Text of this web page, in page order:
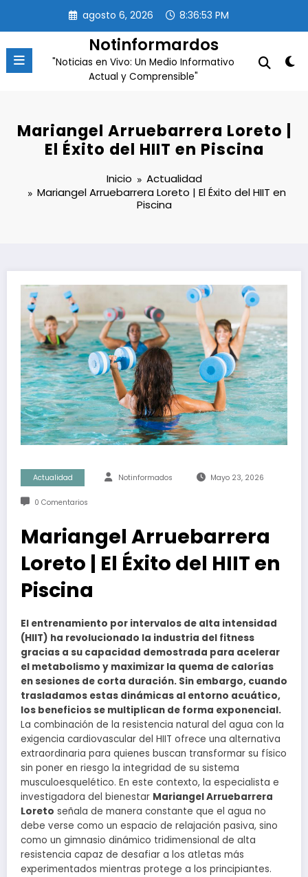
contenido
agosto 6, 2026 8:36:54 PM
Notinformardos
"Noticias en Vivo: Un Medio Informativo
Actual y Comprensible"
Mariangel Arruebarrera Loreto |
El Éxito del HIIT en Piscina
Inicio
Actualidad
Mariangel Arruebarrera Loreto | El Éxito del HIIT en
Piscina
Actualidad Notinformados Mayo 23, 2026
0 Comentarios
Mariangel Arruebarrera
Loreto | El Éxito del HIIT en
Piscina
El entrenamiento por intervalos de alta intensidad
(HIIT) ha revolucionado la industria del fitness
gracias a su capacidad demostrada para acelerar
el metabolismo y maximizar la quema de calorías
en sesiones de corta duración. Sin embargo, cuando
trasladamos estas dinámicas al entorno acuático,
los beneficios se multiplican de forma exponencial.
La combinación de la resistencia natural del agua con la
exigencia cardiovascular del HIIT ofrece una alternativa
extraordinaria para quienes buscan transformar su físico
sin poner en riesgo la integridad de su sistema
musculoesquelético. En este contexto, la especialista e
investigadora del bienestar Mariangel Arruebarrera
Loreto señala de manera constante que el agua no
debe verse como un espacio de relajación pasiva, sino
como un gimnasio dinámico tridimensional de alta
resistencia capaz de desafiar a los atletas más
experimentados mientras protege a los principiantes.